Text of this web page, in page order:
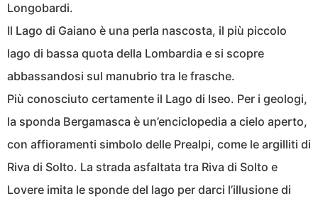
Longobardi.
Il Lago di Gaiano è una perla nascosta, il più piccolo
lago di bassa quota della Lombardia e si scopre
abbassandosi sul manubrio tra le frasche.
Più conosciuto certamente il Lago di Iseo. Per i geologi,
la sponda Bergamasca è un’enciclopedia a cielo aperto,
con affioramenti simbolo delle Prealpi, come le argilliti di
Riva di Solto. La strada asfaltata tra Riva di Solto e
Lovere imita le sponde del lago per darci l’illusione di